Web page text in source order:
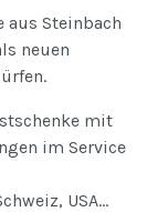
Steinbach
neuen
mit
im Service
USA…